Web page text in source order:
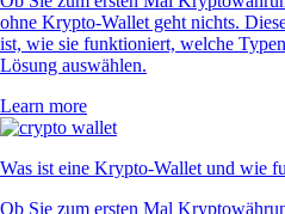
ohne Krypto-Wallet geht nichts.
ist, wie sie funktioniert, welche
Lösung auswählen.
Learn more
Was ist eine Krypto-Wallet und wie
Ob Sie zum ersten Mal